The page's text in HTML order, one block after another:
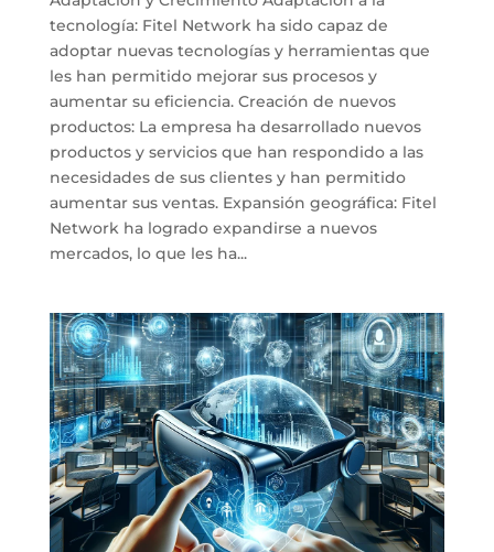
tecnología: Fitel Network ha sido capaz de
adoptar nuevas tecnologías y herramientas que
les han permitido mejorar sus procesos y
aumentar su eficiencia. Creación de nuevos
productos: La empresa ha desarrollado nuevos
productos y servicios que han respondido a las
necesidades de sus clientes y han permitido
aumentar sus ventas. Expansión geográfica: Fitel
Network ha logrado expandirse a nuevos
mercados, lo que les ha...